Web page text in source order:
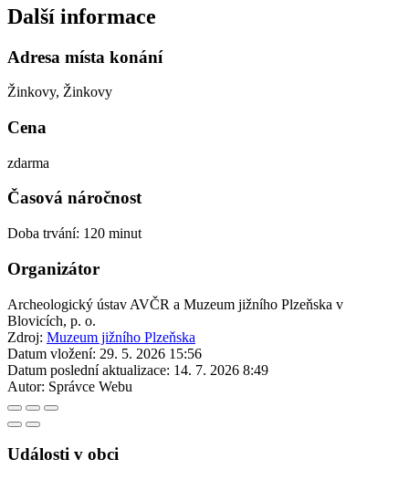
Další informace
Adresa místa konání
Žinkovy, Žinkovy
Cena
zdarma
Časová náročnost
Doba trvání: 120 minut
Organizátor
Archeologický ústav AVČR a Muzeum jižního Plzeňska v
Blovicích, p. o.
Zdroj: Muzeum jižního Plzeňska
Datum vložení: 29. 5. 2026 15:56
Datum poslední aktualizace: 14. 7. 2026 8:49
Autor: Správce Webu
Události v obci